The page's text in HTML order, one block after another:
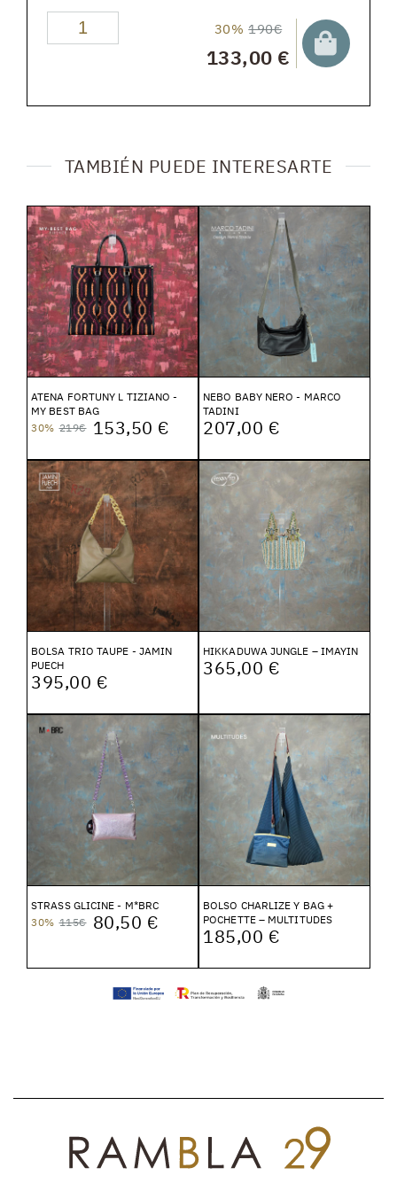
30% 190€
133,00 €
TAMBIÉN PUEDE INTERESARTE
ATENA FORTUNY L TIZIANO -
MY BEST BAG
30% 219€ 153,50 €
NEBO BABY NERO - MARCO
TADINI
207,00 €
BOLSA TRIO TAUPE - JAMIN
PUECH
395,00 €
HIKKADUWA JUNGLE – IMAYIN
365,00 €
STRASS GLICINE - M*BRC
30% 115€ 80,50 €
BOLSO CHARLIZE Y BAG +
POCHETTE – MULTITUDES
185,00 €